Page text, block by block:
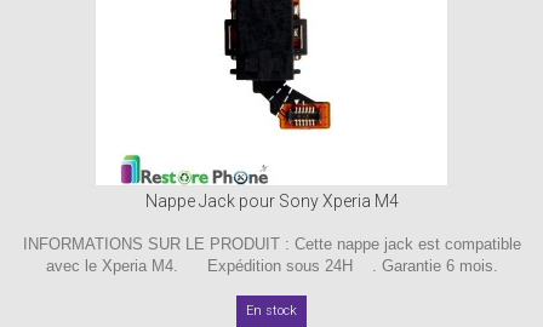
Nappe Jack pour Sony Xperia M4
INFORMATIONS SUR LE PRODUIT : Cette nappe jack est compatible
avec le Xperia M4. Expédition sous 24H . Garantie 6 mois.
En stock